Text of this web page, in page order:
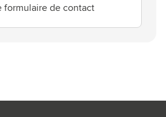
formulaire de contact